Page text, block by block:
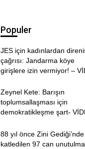
Populer
JES için kadınlardan
çağrısı: Jandarma köye
girişlere izin vermiyor! –
Zeynel Kete: Barışın
toplumsallaşması için
demokratikleşme şart-
88 yıl önce Zini Gediği’nde
katledilen 97 can